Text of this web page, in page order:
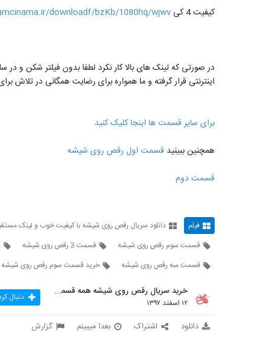
کیفیت 4 کی
downloadf/bzKb/1080hq/wjwv
در صورتی که لینک های بالا کار نکرد لطفا بدون فیلتر شکن و
اینترنتی قرار گرفته و ما همواره برای رضایت همگانی در تلاش
برای سایر قسمت ها اینجا کلیک کنید
همچنین ببینید قسمت اول رقص روی شیشه
قسمت دوم
فیلم دانلود سریال رقص روی شیشه با کیفیت خوب و لینک
قسمت سوم رقص روی شیشه
قسمت 3 رقص روی شیشه
قسمت سه رقص روی شیشه
خرید قسمت سوم رقص روی شیشه
خرید سریال رقص روی شیشه همه قسمت ها
۱۲ اسفند ۱۳۹۷ دنبال
دانلود اشتراک بعدا میبینم گزارش